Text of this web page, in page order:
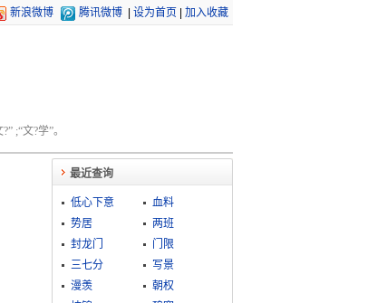
新浪微博 腾讯微博 设为首页 加入收藏
;“文?学”。
最近查询
低心下意
血料
势居
两班
封龙门
门限
三七分
写景
漫羡
朝权